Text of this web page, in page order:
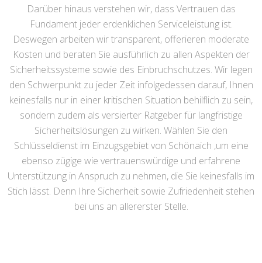
Darüber hinaus verstehen wir, dass Vertrauen das
Fundament jeder erdenklichen Serviceleistung ist.
Deswegen arbeiten wir transparent, offerieren moderate
Kosten und beraten Sie ausführlich zu allen Aspekten der
Sicherheitssysteme sowie des Einbruchschutzes. Wir legen
den Schwerpunkt zu jeder Zeit infolgedessen darauf, Ihnen
keinesfalls nur in einer kritischen Situation behilflich zu sein,
sondern zudem als versierter Ratgeber für langfristige
Sicherheitslösungen zu wirken. Wählen Sie den
Schlüsseldienst im Einzugsgebiet von Schönaich ,um eine
ebenso zügige wie vertrauenswürdige und erfahrene
Unterstützung in Anspruch zu nehmen, die Sie keinesfalls im
Stich lässt. Denn Ihre Sicherheit sowie Zufriedenheit stehen
bei uns an allererster Stelle.